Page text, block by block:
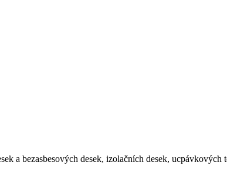
a bezasbesových desek, izolačních desek,